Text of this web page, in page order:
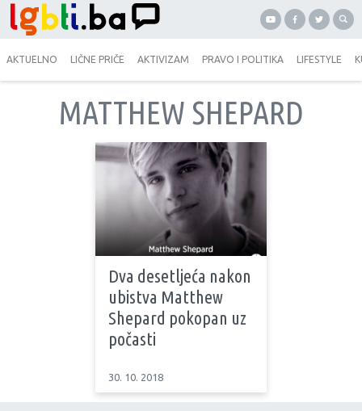
AKTUELNO LIČNE PRIČE AKTIVIZAM PRAVO I POLITIKA LIFESTYLE
MATTHEW SHEPARD
Dva desetljeća nakon
ubistva Matthew
Shepard pokopan uz
počasti
30. 10. 2018